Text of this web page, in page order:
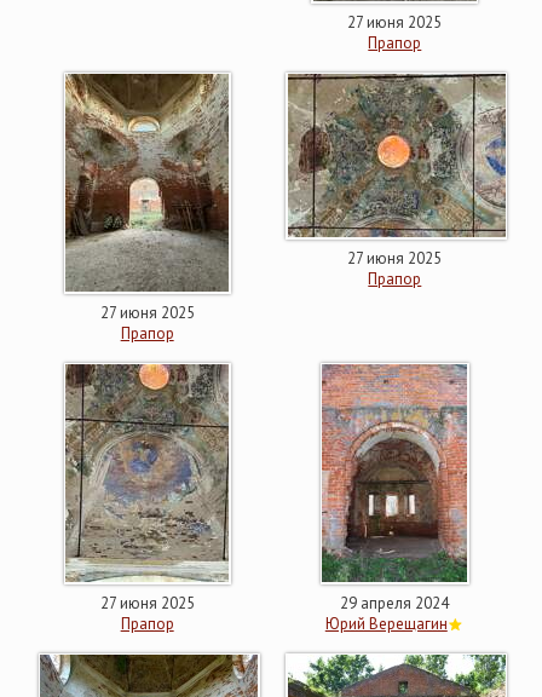
27 июня 2025
Прапор
27 июня 2025
Прапор
27 июня 2025
Прапор
27 июня 2025
Прапор
29 апреля 2024
Юрий Верещагин